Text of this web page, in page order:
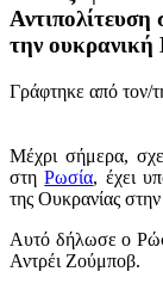
την ουκρανική
Γράφτηκε από τον/
Μέχρι σήμερα,
στηΡωσία, έχει
της Ουκρανίας στην
Αυτό δήλωσε ο
Αντρέι Ζούμποβ.